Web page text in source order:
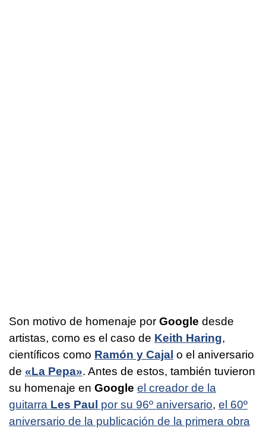
Son motivo de homenaje por Google desde
artistas, como es el caso de Keith Haring,
científicos como Ramón y Cajal o el aniversario
de «La Pepa». Antes de estos, también tuvieron
su homenaje en Google el creador de la
guitarra Les Paul por su 96º aniversario, el 60º
aniversario de la publicación de la primera obra